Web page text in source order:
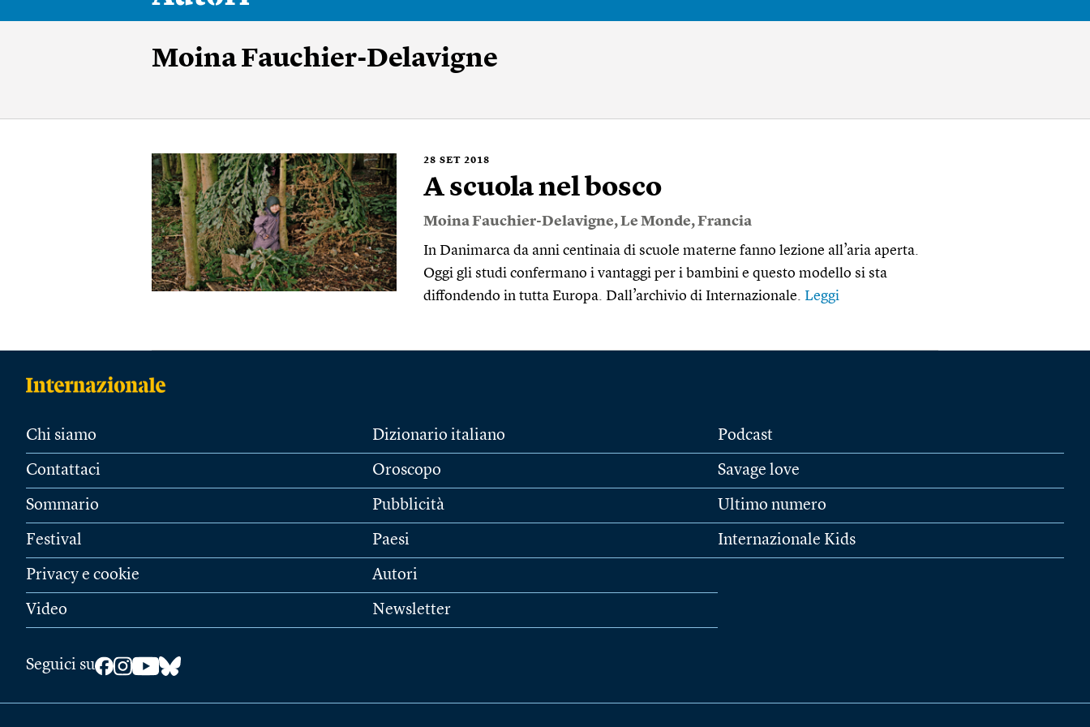
Moina Fauchier-Delavigne
28 SET 2018
A scuola nel bosco
Moina Fauchier-Delavigne,Le Monde,Francia
In Danimarca da anni centinaia di scuole materne fanno lezione all’aria aperta.
Oggi gli studi confermano i vantaggi per i bambini e questo modello si sta
diffondendo in tutta Europa. Dall’archivio di Internazionale. Leggi
Chi siamo
Contattaci
Sommario
Festival
Privacy e cookie
Video
Dizionario italiano
Oroscopo
Pubblicità
Paesi
Autori
Newsletter
Podcast
Savage love
Ultimo numero
Internazionale Kids
Seguici su